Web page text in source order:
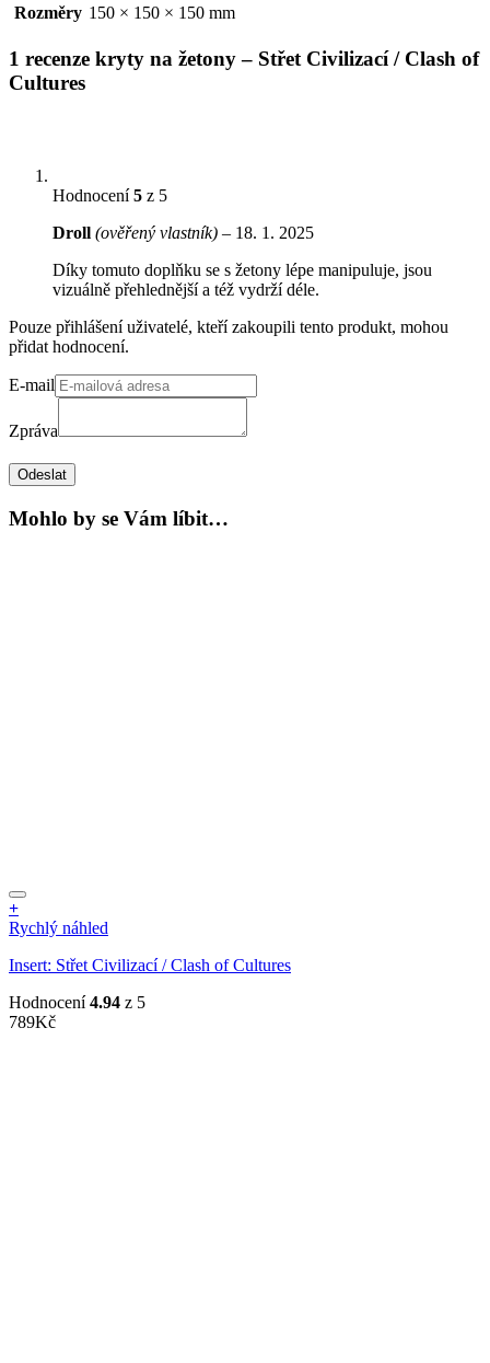
Rozměry 150 × 150 × 150 mm
1 recenze kryty na žetony – Střet Civilizací / Clash of
Cultures
Hodnocení5 z 5
Droll (ověřený vlastník) – 18. 1. 2025
Díky tomuto doplňku se s žetony lépe manipuluje, jsou
vizuálně přehlednější a též vydrží déle.
Pouze přihlášení uživatelé, kteří zakoupili tento produkt, mohou
přidat hodnocení.
E-mail
Zpráva
Odeslat
Mohlo by se Vám líbit…
+
Rychlý náhled
Insert: Střet Civilizací / Clash of Cultures
Hodnocení4.94 z 5
789Kč